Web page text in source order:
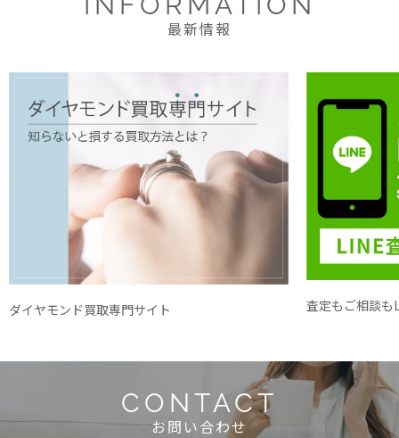
最新情報
ダイヤモンド買取専門サイト 査定もご相談も
CONTACT
お問い合わせ